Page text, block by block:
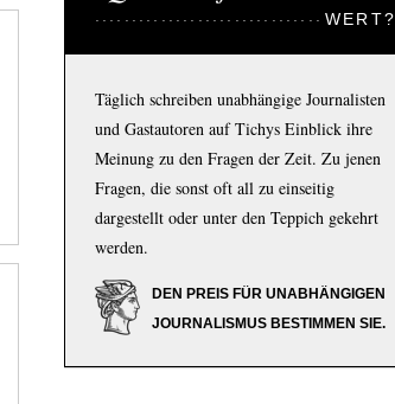
WERT?
Täglich schreiben unabhängige Journalisten
und Gastautoren auf Tichys Einblick ihre
Meinung zu den Fragen der Zeit. Zu jenen
Fragen, die sonst oft all zu einseitig
dargestellt oder unter den Teppich gekehrt
werden.
DEN PREIS FÜR UNABHÄNGIGEN
JOURNALISMUS BESTIMMEN SIE.